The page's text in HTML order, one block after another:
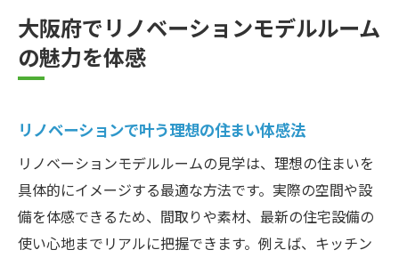
シンプルハウス流リノベーション実例解説
大阪のリノベーション会社選びのコツ
いを実現
リノベーション見学で空間づくりのヒント
発見
おしゃれなリノベーション物件の魅力とは
シンプルハウスの施工事例で学ぶデザイン
大阪府でリノベーションモデルルーム
の魅力を体感
リノベーションで叶う理想の住まい体感法
リノベーションモデルルームの見学は、理想の住まいを
具体的にイメージする最適な方法です。実際の空間や設
備を体感できるため、間取りや素材、最新の住宅設備の
使い心地までリアルに把握できます。例えば、キッチン